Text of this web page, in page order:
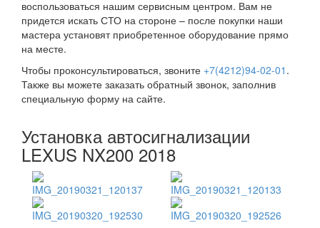
воспользоваться нашим сервисным центром. Вам не
придется искать СТО на стороне – после покупки наши
мастера установят приобретенное оборудование прямо
на месте.
Чтобы проконсультироваться, звоните +7(4212)94-02-01 .
Также вы можете заказать обратный звонок, заполнив
специальную форму на сайте.
Установка автосигнализации
LEXUS NX200 2018